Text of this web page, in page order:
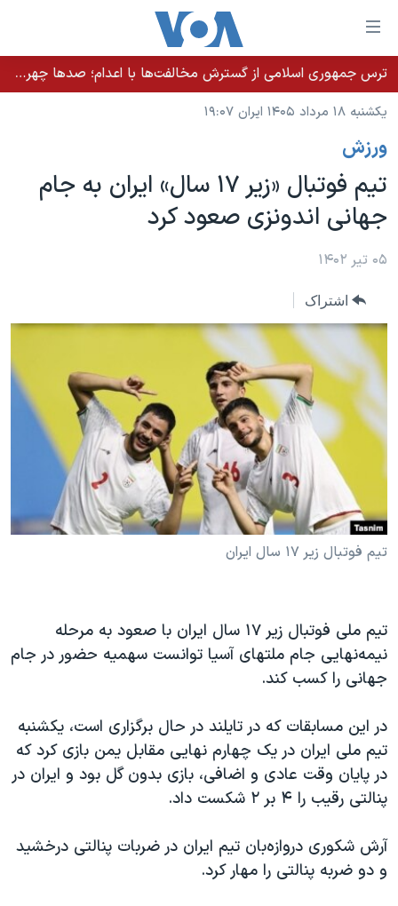
لینکهای
قابل
دسترسی
جهش
محتوای
اصلی
جهش
به
صفحه
جهش
به
جستجو
خانه
نسخه سبک وب‌سایت
موضوع ها
ایران
آمریکا
جهان
ویژه برنامه‌ها
ویدیوها
فرهنگ و زندگی
حقوق شهروندی
اقتصادی
علم و فناوری
اسرائیل در جنگ
برنامه های تلویزیونی
جدول برنامه ها
صفحه‌های ویژه
۲۵۰سالگی آمریکا
بایگانی برنامه‌های تلویزیونی
مستندها
انتخابات ریاست جمهوری آمریکا ۲۰۲۴
حمله جمهوری اسلامی به اسرائیل
رمز مهسا
ورزش زنان در ایران
تریبونال مردمی آبان ۹۸
دادگاه حمید نوری
قانون شفافیت دارائی کادر رهبری ایران
اعتراضات مردمی آبان ۹۸
اسرائیل در جنگ
همایش محافظه‌کاران آمریکا «سی‌پک»
فرکانس‌های صدای آمریکا
پخش رادیویی
یادگیری زبان انگلیسی
دنبال کنید
زبانهای مختلف
ترس جمهوری اسلامی از گسترش مخالفت‌ها با اعدام؛ صدها چهره شناخته‌شده به دادسرا احضار شدند
یکشنبه ۱۸ مرداد ۱۴۰۵ ایران ۱۹:۰۷
ورزش
تیم فوتبال «زیر ۱۷ سال» ایران به جام
جهانی اندونزی صعود کرد
۰۵ تیر ۱۴۰۲
اشتراک
تیم فوتبال زیر ۱۷ سال ایران
تیم ملی فوتبال زیر ۱۷ سال ایران با صعود به مرحله
نیمه‌نهایی جام ملتهای آسیا توانست سهمیه حضور در جام
جهانی را کسب کند.
در این مسابقات که در تایلند در حال برگزاری است، یکشنبه
تیم ملی ایران در یک چهارم نهایی مقابل یمن بازی کرد که
در پایان وقت عادی و اضافی، بازی بدون گل بود و ایران در
پنالتی رقیب را ۴ بر ۲ شکست داد.
آرش شکوری دروازه‌بان تیم ایران در ضربات پنالتی درخشید
و دو ضربه پنالتی را مهار کرد.